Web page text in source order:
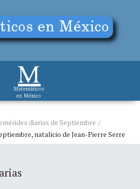
diarias de Septiembre
natalicio de Jean-Pierre Serre